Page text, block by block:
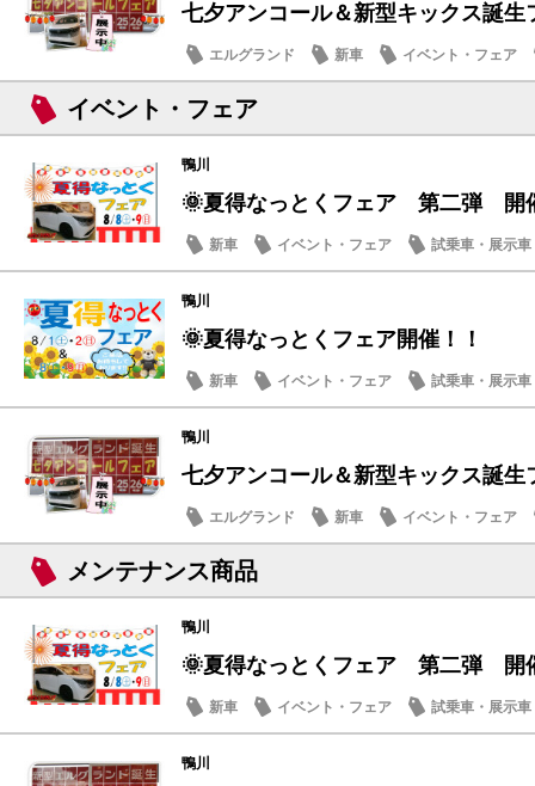
七夕アンコール＆新型キックス誕
エルグランド 新車
イベント・フェア
メンテナンス商品
イベント・フェア
鴨川
🌞夏得なっとくフェア 第二弾 開
新車 イベント・フェア
試乗車・展示車
営業日・店休日
鴨川
🌞夏得なっとくフェア開催！！
新車 イベント・フェア 試乗車・展示車
鴨川
七夕アンコール＆新型キックス誕
エルグランド 新車
イベント・フェア
メンテナンス商品
メンテナンス商品
鴨川
🌞夏得なっとくフェア 第二弾 開
新車 イベント・フェア
試乗車・展示車
営業日・店休日
鴨川